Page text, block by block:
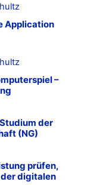
Application
–
der
(NG)
prüfen,
digitalen